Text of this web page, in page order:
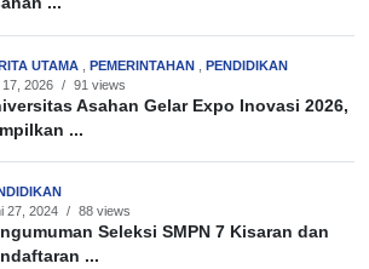
UTAMA PEMERINTAHAN
PENDIDIKAN
17, 2026 / 91 views
Asahan Gelar Expo Inovasi 2026,
...
27, 2024 / 88 views
Seleksi SMPN 7 Kisaran dan
...